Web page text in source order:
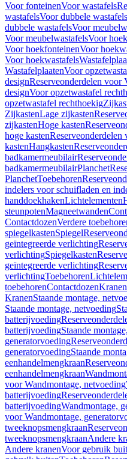
Voor fonteinenVoor wastafels
wastafelsVoor dubbele wastafels
dubbele wastafelsVoor
Voor meubelwastafelsVoor
Voor hoekfonteinenVoor
Voor hoekwastafels
WastafelplaatenVoor
designReserveonderdelen voor
designVoor opzetwastafel
opzetwastafel rechthoekig
ZijkastenLage zijkasten
zijkastenHoge kasten
hoge kasten
kastenHangkasten
badkamermeubilair
badkamermeubilairPlanchet
PlanchetToebehoren
indelers voor schuifladen en
handdoekhakenLichtelementen
steunpotenMagneetwanden
ContactdozenVerdere
spiegelkastenSpiegel
geïntegreerde verlichting
verlichtingSpiegelkasten
geïntegreerde verlichting
verlichtingToebehoren
toebehorenContactdozenKranen
KranenStaande montage,
Staande montage, netvoeding
batterijvoeding
batterijvoedingStaande montage,
generatorvoeding
generatorvoedingStaande
eenhandelmengkraan
eenhandelmengkraan
voor Wandmontage, netvoeding
batterijvoeding
batterijvoedingWandmontage,
voor Wandmontage,
tweeknopsmengkraan
tweeknopsmengkraanAndere
Andere kranenVoor gebruik